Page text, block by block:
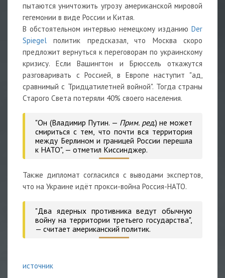
пытаются уничтожить угрозу американской мировой
гегемонии в виде России и Китая.
В обстоятельном интервью немецкому изданию Der
Spiegel
политик предсказал, что Москва скоро
предложит вернуться к переговорам по украинскому
кризису. Если Вашингтон и Брюссель откажутся
разговаривать с Россией, в Европе наступит "ад,
сравнимый с Тридцатилетней войной". Тогда страны
Старого Света потеряли 40% своего населения.
"Он (Владимир Путин. — Прим. ред.) не может
смириться с тем, что почти вся территория
между Берлином и границей России перешла
к НАТО", — отметил Киссинджер.
Также дипломат согласился с выводами экспертов,
что на Украине идёт прокси-война Россия-НАТО.
"Два ядерных противника ведут обычную
войну на территории третьего государства",
— считает американский политик.
источник